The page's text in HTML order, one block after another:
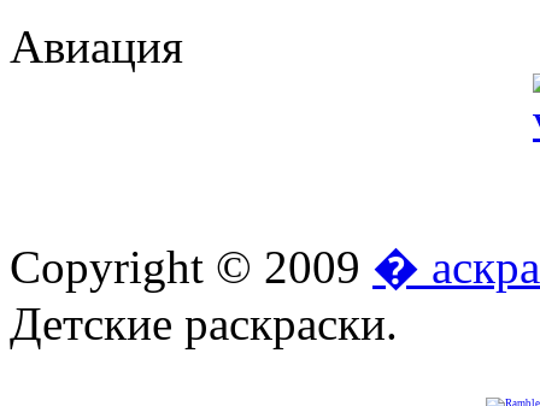
Авиация
Copyright © 2009 �
Детские раскраски.